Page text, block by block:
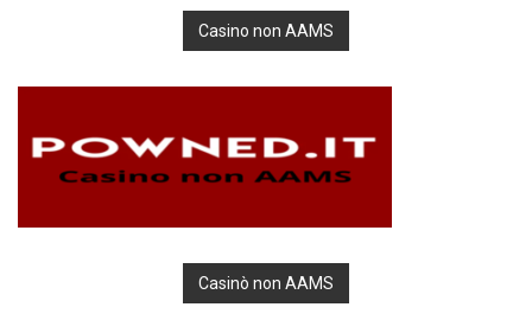
Casino non AAMS
Casinò non AAMS